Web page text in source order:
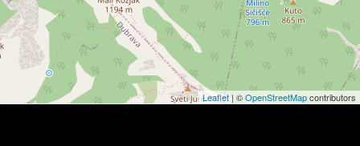
Leaflet | ©OpenStreetMapcontributors